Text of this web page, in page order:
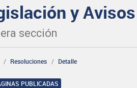
y
sección
Resoluciones Detalle
PUBLICADAS